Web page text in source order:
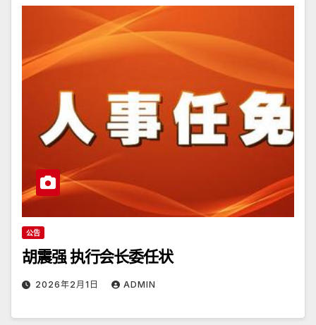
公告
胡震强 执行会长委任状
2026年2月1日 ADMIN